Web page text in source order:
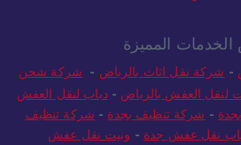
المميزة
- شركة نقل اثاث بالرياض - شركة شحن
لنقل العفش بالرياض -دباب لنقل العفش
- شركة تنظيف بجدة - شركة تنظيف
نقل عفش جدة - ونيت نقل عفش